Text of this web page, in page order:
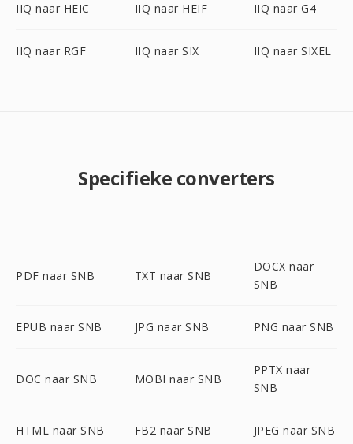
IIQ naar HEIC IIQ naar HEIF IIQ naar G4
IIQ naar RGF IIQ naar SIX IIQ naar SIXEL
Specifieke converters
PDF naar SNB TXT naar SNB
DOCX naar
SNB
EPUB naar SNB JPG naar SNB PNG naar SNB
DOC naar SNB MOBI naar SNB
PPTX naar
SNB
HTML naar SNB FB2 naar SNB JPEG naar SNB